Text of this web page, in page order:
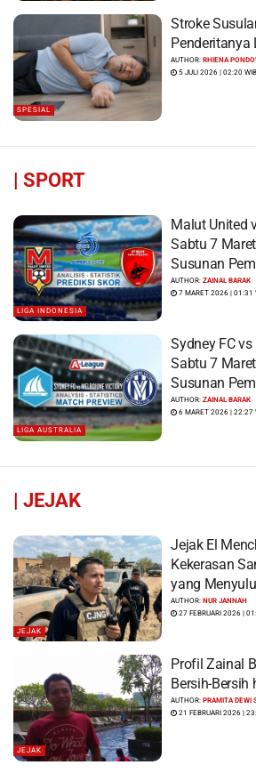
SPESIAL
Stroke
AUTHOR:RHIENA
5 JULI 2026 | 02:20 WIB
| SPORT
LIGA INDONESIA
Malut United
Sabtu 7
Susunan
AUTHOR:ZAINAL BARAK
7 MARET 2026 | 01:31
LIGA AUSTRALIA
Sydney FC
Sabtu 7
Susunan
AUTHOR:ZAINAL BARAK
6 MARET 2026 | 22:27
| JEJAK
JEJAK
Jejak El
Kekerasan
yang
Benua
AUTHOR:NUR JANNAH
27 FEBRUARI 2026 |
JEJAK
Profil Zainal
Bersih-Bersih
AUTHOR:PRAMITA DEWI
21 FEBRUARI 2026 |